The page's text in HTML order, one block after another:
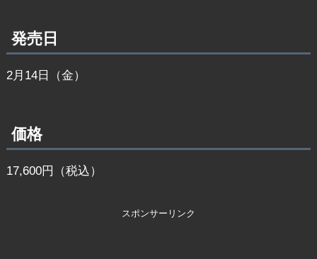
発売日
2月14日（金）
価格
17,600円（税込）
スポンサーリンク